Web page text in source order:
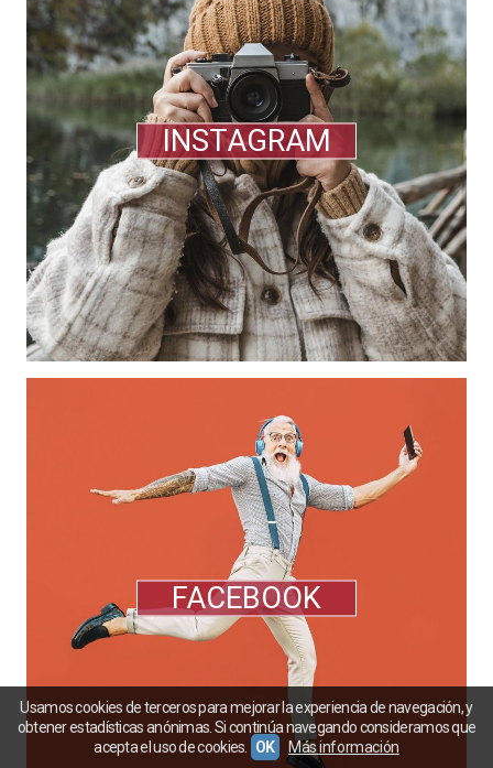
INSTAGRAM
FACEBOOK
Usamos cookies de terceros para mejorar la experiencia de navegación, y
obtener estadísticas anónimas. Si continúa navegando consideramos que
acepta el uso de cookies.
OK Más información